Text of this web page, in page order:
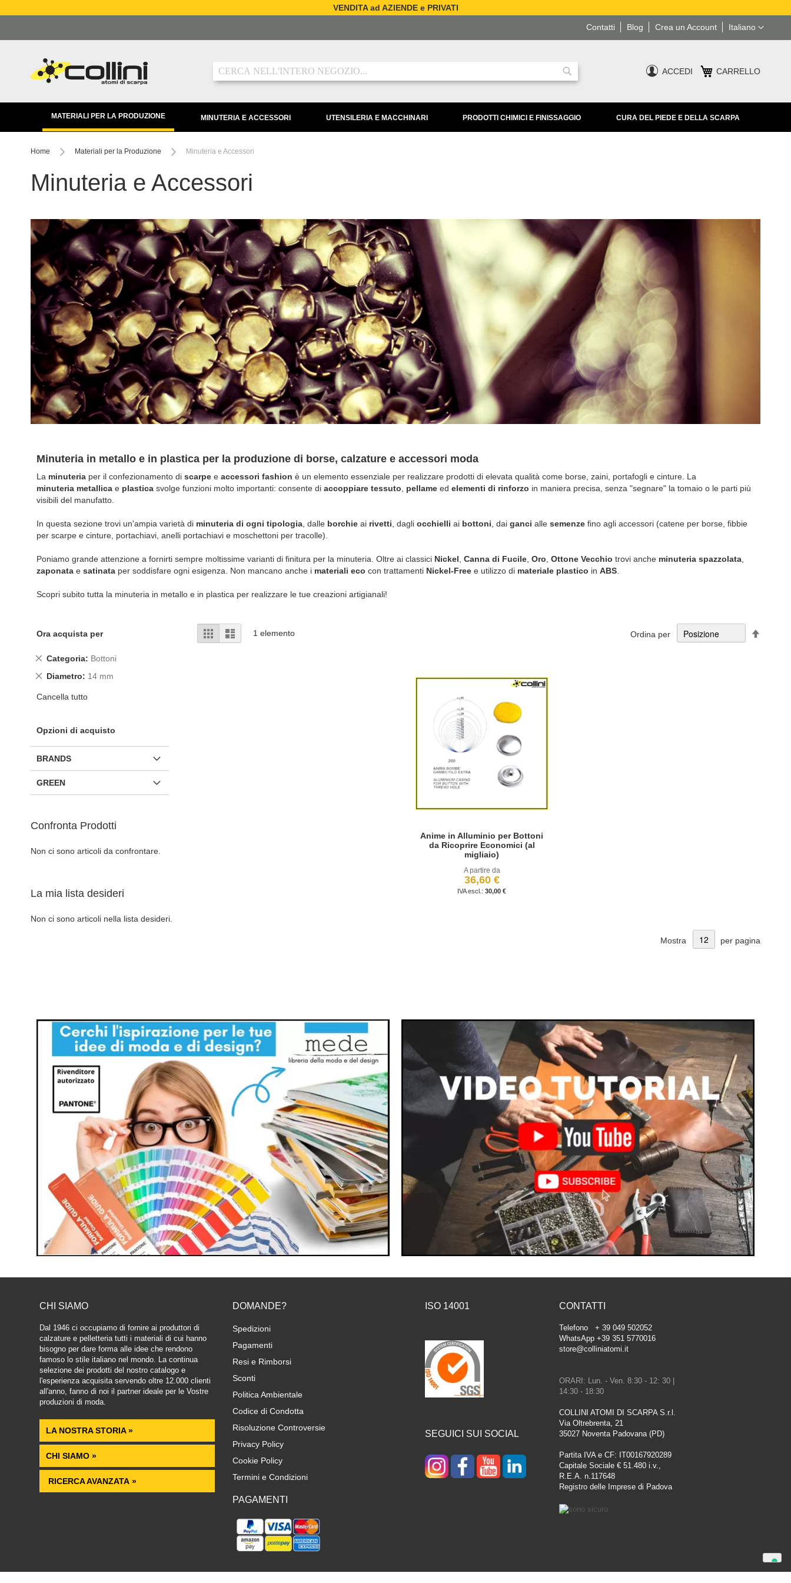
VENDITA ad AZIENDE e PRIVATI
al
Lingua
Italiano
Blog Crea un Account
Contatti
Ricerca Ricerca
ACCEDI CARRELLO
MATERIALI PER LA PRODUZIONE MINUTERIA E ACCESSORI UTENSILERIA E MACCHINARI PRODOTTI CHIMICI E FINISSAGGIO CURA DEL PIEDE E DELLA SCARPA
Home Materiali per la Produzione Minuteria e Accessori
Minuteria e Accessori
Minuteria in metallo e in plastica per la produzione di borse, calzature e accessori moda
La minuteria per il confezionamento di scarpe e accessori fashion è un elemento essenziale per realizzare prodotti di elevata qualità come borse, zaini, portafogli e cinture. La
minuteria metallica e plastica svolge funzioni molto importanti: consente di accoppiare tessuto, pellame ed elementi di rinforzo in maniera precisa, senza "segnare" la tomaio o le parti più
visibili del manufatto.
In questa sezione trovi un'ampia varietà di minuteria di ogni tipologia, dalle borchie ai rivetti, dagli occhielli ai bottoni, dai ganci alle semenze fino agli accessori (catene per borse, fibbie
per scarpe e cinture, portachiavi, anelli portachiavi e moschettoni per tracolle).
Poniamo grande attenzione a fornirti sempre moltissime varianti di finitura per la minuteria. Oltre ai classici Nickel, Canna di Fucile, Oro, Ottone Vecchio trovi anche minuteria spazzolata,
zaponata e satinata per soddisfare ogni esigenza. Non mancano anche i materiali eco con trattamenti Nickel-Free e utilizzo di materiale plastico in ABS.
Scopri subito tutta la minuteria in metallo e in plastica per realizzare le tue creazioni artigianali!
Mostra
come
GrigliaLista 1 elemento Ordina per
Anime in Alluminio per Bottoni
da Ricoprire Economici (al
migliaio)
A partire da
36,60 €
30,00 €
AGGIUNGI
Mostra per pagina
Ora acquista per
Categoria Bottoni
Rimuovi
articolo
Diametro 14 mm
Rimuovi
articolo
Cancella tutto
Opzioni di acquisto
BRANDS
GREEN
Confronta Prodotti
Non ci sono articoli da confrontare.
La mia lista desideri
Non ci sono articoli nella lista desideri.
CHI SIAMO
Dal 1946 ci occupiamo di fornire ai produttori di
calzature e pelletteria tutti i materiali di cui hanno
bisogno per dare forma alle idee che rendono
famoso lo stile italiano nel mondo. La continua
selezione dei prodotti del nostro catalogo e
l'esperienza acquisita servendo oltre 12.000 clienti
all'anno, fanno di noi il partner ideale per le Vostre
produzioni di moda.
LA NOSTRA STORIA »
CHI SIAMO »
RICERCA AVANZATA »
DOMANDE?
Spedizioni
Pagamenti
Resi e Rimborsi
Sconti
Politica Ambientale
Codice di Condotta
Risoluzione Controversie
Privacy Policy
Cookie Policy
Termini e Condizioni
PAGAMENTI
ISO 14001
SEGUICI SUI SOCIAL
CONTATTI
Telefono + 39 049 502052
WhatsApp +39 351 5770016
store@colliniatomi.it
ORARI: Lun. - Ven. 8:30 - 12: 30 |
14:30 - 18:30
COLLINI ATOMI DI SCARPA S.r.l.
Via Oltrebrenta, 21
35027 Noventa Padovana (PD)
Partita IVA e CF: IT00167920289
Capitale Sociale € 51.480 i.v.,
R.E.A. n.117648
Registro delle Imprese di Padova